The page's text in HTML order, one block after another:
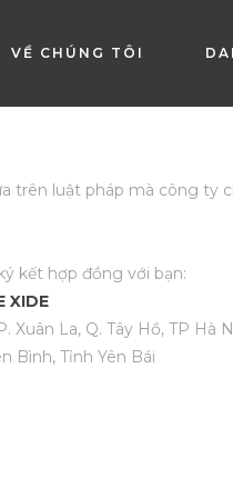
VỀ CHÚNG TÔI
trên luật pháp mà công
kết hợp đồng với bạn:
XIDE
La, Q. Tây Hồ, TP Hà
Bình, Tỉnh Yên Bái